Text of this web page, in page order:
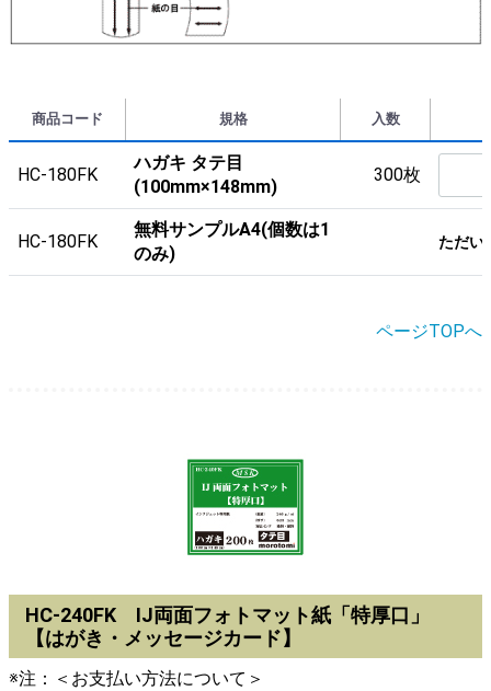
商品コード 規格 入数
HC-180FK
ハガキ タテ目
(100mm×148mm)
300枚
HC-180FK
無料サンプルA4(個数は1
のみ)
ただい
ページTOPへ
HC-240FK IJ両面フォトマット紙「特厚口」
【はがき・メッセージカード】
※注：＜お支払い方法について＞